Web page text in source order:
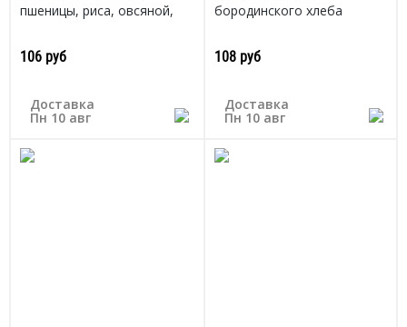
пшеницы, риса, овсяной,
крупы, пшена, гречки
Россия
106 руб
Доставка
Пн 10 авг
бородинского хлеба
108 руб
Доставка
Пн 10 авг